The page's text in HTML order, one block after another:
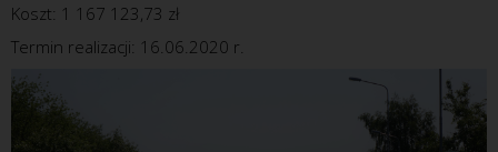
Koszt: 1 167 123,73 zł
Termin realizacji: 16.06.2020 r.